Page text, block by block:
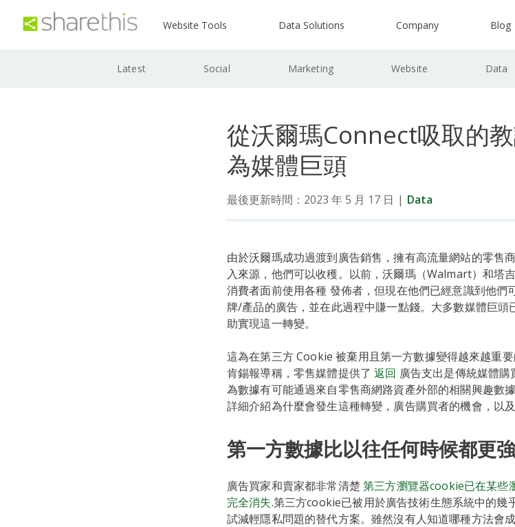
Website Tools Data Solutions Company Blog
Latest Social Marketing Website Data
從沃爾瑪Connect吸取的
為媒體巨頭
最後更新時間：2023 年 5 月 17 日 | Data
由於沃爾瑪成功過渡到廣告銷售，擁有高流量網站的零售
入來源，他們可以收穫。以前，沃爾瑪（Walmart）和塔
消費者面前使用各種 發佈者，但現在他們已經意識到他們
牌/產品的廣告，並在此過程中賺一點錢。大多數媒體巨
助實現這一轉變。
這為在第三方 Cookie 被棄用且第一方數據變得越來越重
肯錫報導稱，零售媒體提供了 返回 廣告支出是傳統媒體
為數據有可能通過來自零售商網路資產外部的相關興趣數
詳細介紹為什麼會發生這種轉變，廣告購買者的機會，以
第一方數據比以往任何時候都更
廣告買家和賣家都非常清楚第三方瀏覽器cookie已在某些
完全消失.第三方cookie已被用於廣告技術生態系統中的幾
試減輕隱私問題的替代方案。雖然沒有人知道哪種方法會